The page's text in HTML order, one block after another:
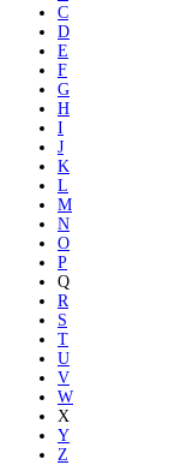
C
D
E
F
G
H
I
J
K
L
M
N
O
P
Q
R
S
T
U
V
W
X
Y
Z